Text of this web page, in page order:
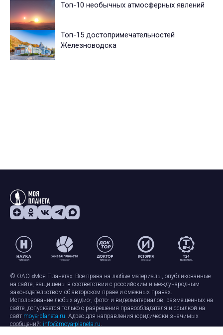
Топ-10 необычных атмосферных явлений
Топ-15 достопримечательностей
Железноводска
© ОАО «Моя Планета». Все права на любые материалы, опубликованные
на сайте, защищены в соответствии с российским и международным
законодательством об авторском праве и смежных правах.
Использование любых аудио-, фото- и видеоматериалов, размещенных на
сайте, допускается только с разрешения правообладателя и ссылкой на
сайт moya-planeta.ru. Адрес для направления юридически значимых
сообщений: info@moya-planeta.ru.